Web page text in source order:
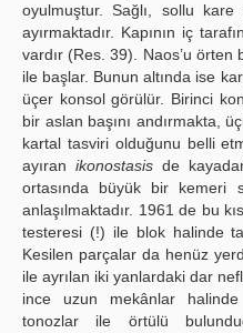
oyulmuştur. Sağlı, sollu
ayırmaktadır. Kapının iç
vardır (Res. 39). Naos’u
ile başlar. Bunun altında ise
üçer konsol görülür. Birinci
bir aslan başını andırmakta,
kartal tasviri olduğunu belli
ayıran ikonostasis de
ortasında büyük bir kemeri
anlaşılmaktadır. 1961 de bu
testeresi (!) ile blok halinde
Kesilen parçalar da henüz
ile ayrılan iki yanlardaki dar
ince uzun mekânlar
tonozlar ile örtülü